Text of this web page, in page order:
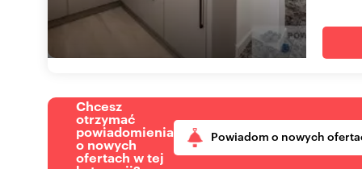
Chcesz
otrzymać
powiadomienia
o nowych
ofertach w tej
Powiadom o nowych